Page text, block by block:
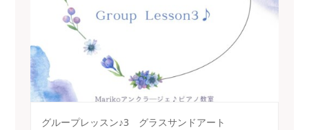
グループレッスン♪3 グラスサンドアート